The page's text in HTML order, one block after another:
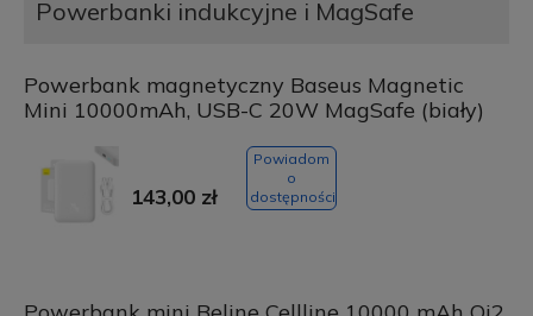
Powerbanki indukcyjne i MagSafe
Powerbank magnetyczny Baseus Magnetic
Mini 10000mAh, USB-C 20W MagSafe (biały)
143,00 zł
Powiadom
o
dostępności